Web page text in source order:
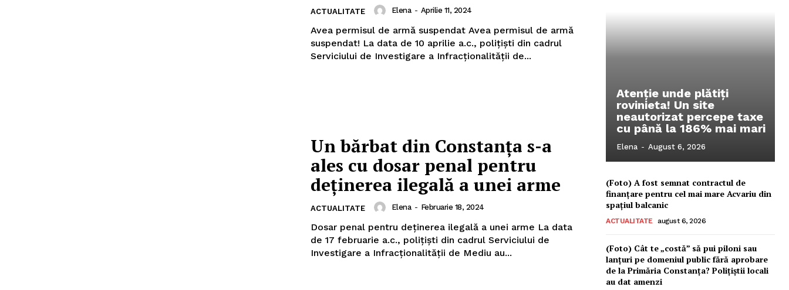
ACTUALITATE Elena - Aprilie 11, 2024
Avea permisul de armă suspendat Avea permisul de armă
suspendat! La data de 10 aprilie a.c., polițiști din cadrul
Serviciului de Investigare a Infracționalității de...
Un bărbat din Constanța s-a
ales cu dosar penal pentru
deținerea ilegală a unei arme
ACTUALITATE Elena - Februarie 18, 2024
Dosar penal pentru deținerea ilegală a unei arme La data
de 17 februarie a.c., polițiști din cadrul Serviciului de
Investigare a Infracționalității de Mediu au...
Atenție unde plătiți
rovinieta! Un site
neautorizat percepe taxe
cu până la 186% mai mari
Elena - August 6, 2026
(Foto) A fost semnat contractul de
finanțare pentru cel mai mare Acvariu din
spațiul balcanic
ACTUALITATE august 6, 2026
(Foto) Cât te „costă” să pui piloni sau
lanțuri pe domeniul public fără aprobare
de la Primăria Constanța? Polițiștii locali
au dat amenzi